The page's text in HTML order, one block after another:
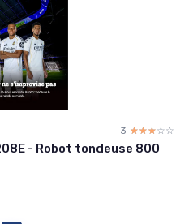
3 ☆☆☆☆☆
★★★★★
- Robot tondeuse 800